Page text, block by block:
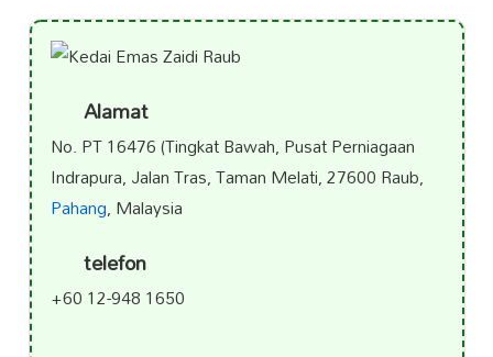
Alamat
No. PT 16476 (Tingkat Bawah, Pusat Perniagaan
Indrapura, Jalan Tras, Taman Melati, 27600 Raub,
Pahang, Malaysia
telefon
+60 12-948 1650